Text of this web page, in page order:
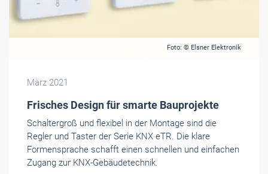
Foto: © Elsner Elektronik
März 2021
Frisches Design für smarte Bauprojekte
Schaltergroß und flexibel in der Montage sind die
Regler und Taster der Serie KNX eTR. Die klare
Formensprache schafft einen schnellen und einfachen
Zugang zur KNX-Gebäudetechnik.